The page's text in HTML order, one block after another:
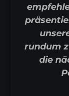
rundum
die